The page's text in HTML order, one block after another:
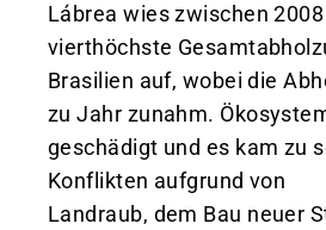
Lábrea wies zwischen
vierthöchste
Brasilien auf, wobei die
zu Jahr zunahm.
geschädigt und es kam zu
Konflikten aufgrund von
Landraub, dem Bau neuer